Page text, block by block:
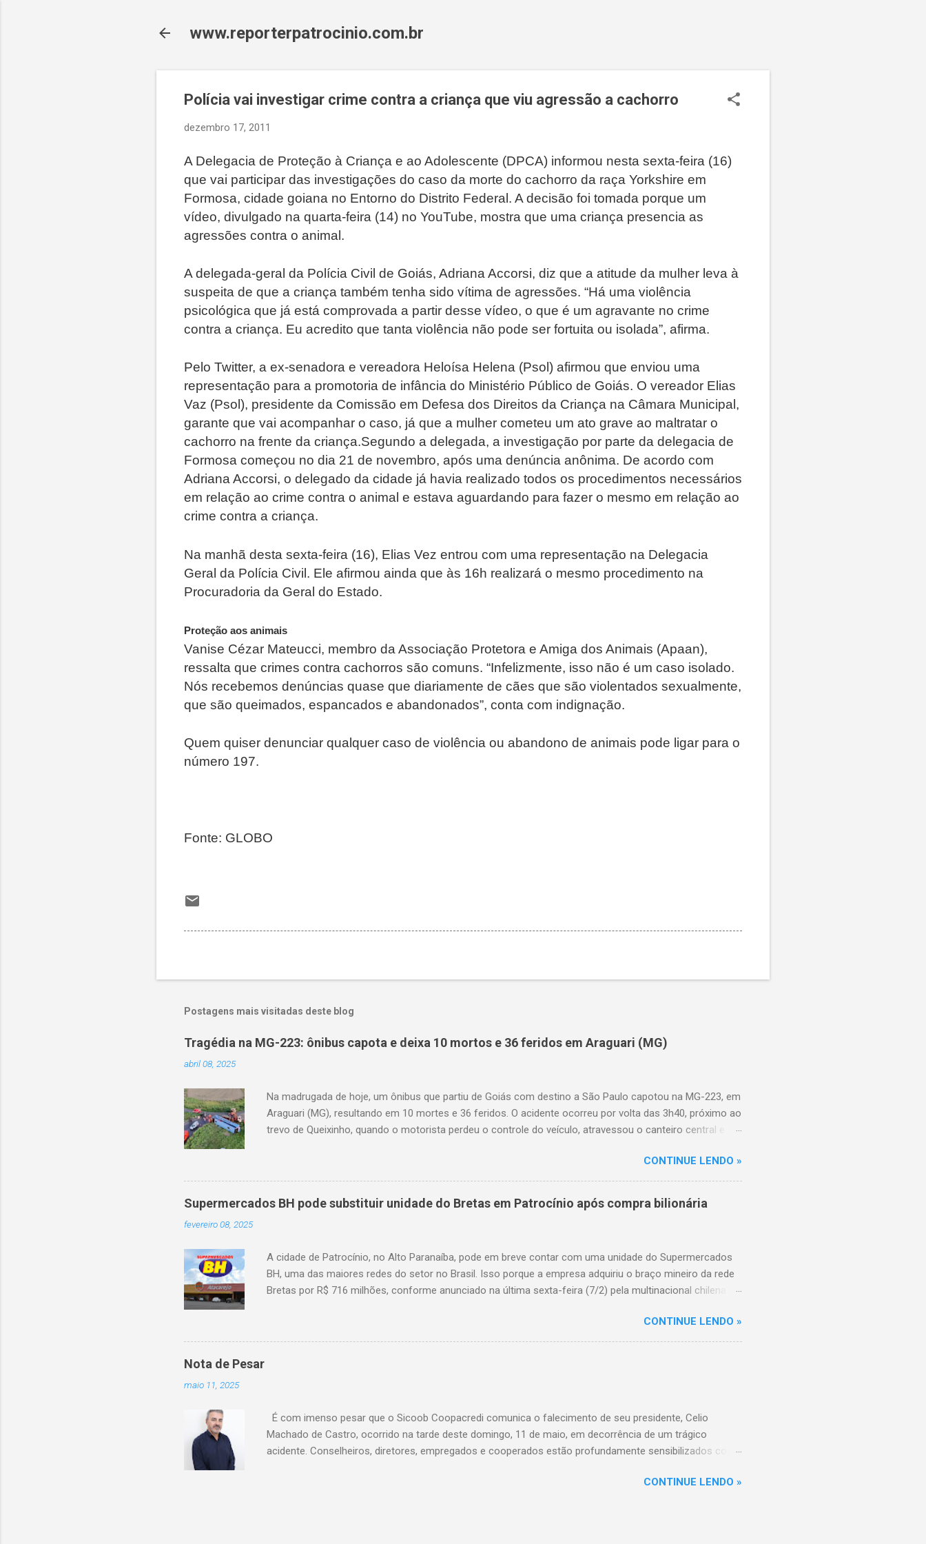
www.reporterpatrocinio.com.br
Polícia vai investigar crime contra a criança que viu agressão a cachorro
dezembro 17, 2011
A Delegacia de Proteção à Criança e ao Adolescente (DPCA) informou nesta sexta-feira (16)
que vai participar das investigações do caso da morte do cachorro da raça Yorkshire em
Formosa, cidade goiana no Entorno do Distrito Federal. A decisão foi tomada porque um
vídeo, divulgado na quarta-feira (14) no YouTube, mostra que uma criança presencia as
agressões contra o animal.
A delegada-geral da Polícia Civil de Goiás, Adriana Accorsi, diz que a atitude da mulher leva à
suspeita de que a criança também tenha sido vítima de agressões. “Há uma violência
psicológica que já está comprovada a partir desse vídeo, o que é um agravante no crime
contra a criança. Eu acredito que tanta violência não pode ser fortuita ou isolada”, afirma.
Pelo Twitter, a ex-senadora e vereadora Heloísa Helena (Psol) afirmou que enviou uma
representação para a promotoria de infância do Ministério Público de Goiás. O vereador Elias
Vaz (Psol), presidente da Comissão em Defesa dos Direitos da Criança na Câmara Municipal,
garante que vai acompanhar o caso, já que a mulher cometeu um ato grave ao maltratar o
cachorro na frente da criança.Segundo a delegada, a investigação por parte da delegacia de
Formosa começou no dia 21 de novembro, após uma denúncia anônima. De acordo com
Adriana Accorsi, o delegado da cidade já havia realizado todos os procedimentos necessários
em relação ao crime contra o animal e estava aguardando para fazer o mesmo em relação ao
crime contra a criança.
Na manhã desta sexta-feira (16), Elias Vez entrou com uma representação na Delegacia
Geral da Polícia Civil. Ele afirmou ainda que às 16h realizará o mesmo procedimento na
Procuradoria da Geral do Estado.
Proteção aos animais
Vanise Cézar Mateucci, membro da Associação Protetora e Amiga dos Animais (Apaan),
ressalta que crimes contra cachorros são comuns. “Infelizmente, isso não é um caso isolado.
Nós recebemos denúncias quase que diariamente de cães que são violentados sexualmente,
que são queimados, espancados e abandonados”, conta com indignação.
Quem quiser denunciar qualquer caso de violência ou abandono de animais pode ligar para o
número 197.
Fonte: GLOBO
Postagens mais visitadas deste blog
Tragédia na MG-223: ônibus capota e deixa 10 mortos e 36 feridos em Araguari (MG)
abril 08, 2025
Na madrugada de hoje, um ônibus que partiu de Goiás com destino a São Paulo capotou na MG-223, em
Araguari (MG), resultando em 10 mortes e 36 feridos. O acidente ocorreu por volta das 3h40, próximo ao
trevo de Queixinho, quando o motorista perdeu o controle do veículo, atravessou o canteiro central e
oito anos. Nove dos feridos estão em estado grave. As autoridades investigam as causas do acidente.
CONTINUE LENDO »
Supermercados BH pode substituir unidade do Bretas em Patrocínio após compra bilionária
fevereiro 08, 2025
A cidade de Patrocínio, no Alto Paranaíba, pode em breve contar com uma unidade do Supermercados
BH, uma das maiores redes do setor no Brasil. Isso porque a empresa adquiriu o braço mineiro da rede
Bretas por R$ 716 milhões, conforme anunciado na última sexta-feira (7/2) pela multinacional chilena
Atacarejo, localizado na Avenida Altino Guimarães, 455, no bairro Santo Antônio. Com a aquisição,
existe a possibilidade de que essa unidade seja convertida em um Supermercados BH, acompanhando o
Carrefour, que faturou R$ ...
CONTINUE LENDO »
Nota de Pesar
maio 11, 2025
É com imenso pesar que o Sicoob Coopacredi comunica o falecimento de seu presidente, Celio
Machado de Castro, ocorrido na tarde deste domingo, 11 de maio, em decorrência de um trágico
acidente. Conselheiros, diretores, empregados e cooperados estão profundamente sensibilizados com
Celio de Castro foi um verdadeiro pilar da nossa instituição, conduzindo com amor, dedicação e espírito
CONTINUE LENDO »